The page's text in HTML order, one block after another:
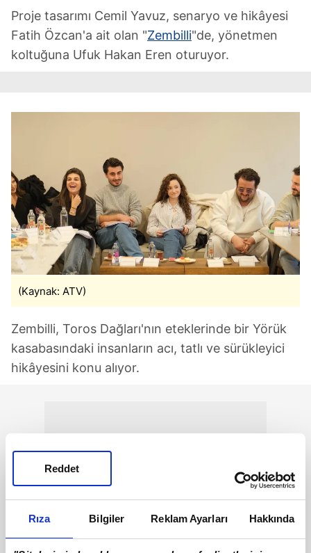
Rıza Bilgiler Reklam Ayarları Hakkında
Reddet
Proje tasarımı Cemil Yavuz, senaryo ve hikâyesi
Fatih Özcan'a ait olan "Zembilli"de, yönetmen
koltuğuna Ufuk Hakan Eren oturuyor.
(Kaynak: ATV)
Zembilli, Toros Dağları'nın eteklerinde bir Yörük
kasabasındaki insanların acı, tatlı ve sürükleyici
hikâyesini konu alıyor.